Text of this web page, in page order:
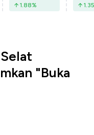
1.88% 1.35
"Buka